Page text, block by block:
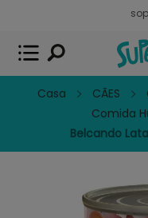
Casa CÃES
Comida
Belcando
Superpet,
APP GRATIS -